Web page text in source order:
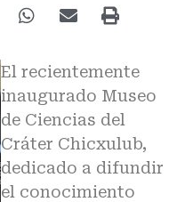
El recientemente
inaugurado Museo
de Ciencias del
Cráter Chicxulub,
dedicado a difundir
el conocimiento